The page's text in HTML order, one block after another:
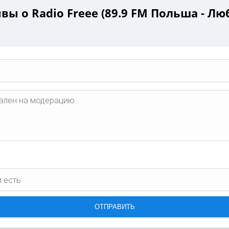
о Radio Freee (89.9 FM Польша -